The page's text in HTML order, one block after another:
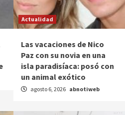
Actualidad
Las vacaciones de Nico
Paz con su novia en una
isla paradisíaca: posó con
un animal exótico
agosto 6, 2026 abnotiweb